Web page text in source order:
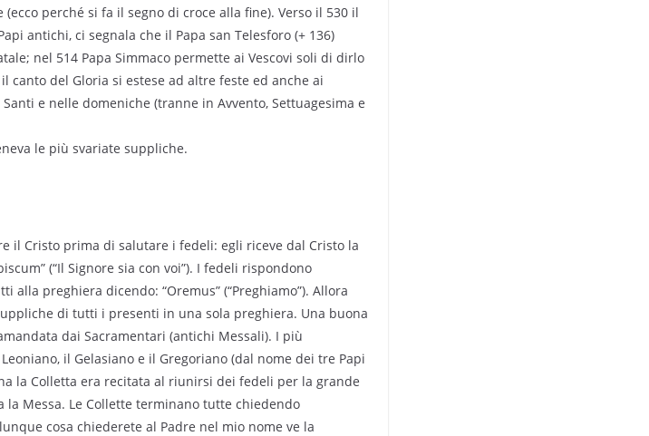
perché si fa il segno di croce alla fine). Verso il 530 il
antichi, ci segnala che il Papa san Telesforo (+ 136)
nel 514 Papa Simmaco permette ai Vescovi soli di dirlo
canto del Gloria si estese ad altre feste ed anche ai
e nelle domeniche (tranne in Avvento, Settuagesima e
le più svariate suppliche.
il Cristo prima di salutare i fedeli: egli riceve dal Cristo la
(“Il Signore sia con voi”). I fedeli rispondono
alla preghiera dicendo: “Oremus” (“Preghiamo”). Allora
di tutti i presenti in una sola preghiera. Una buona
dai Sacramentari (antichi Messali). I più
il Gelasiano e il Gregoriano (dal nome dei tre Papi
la Colletta era recitata al riunirsi dei fedeli per la grande
la Messa. Le Collette terminano tutte chiedendo
cosa chiederete al Padre nel mio nome ve la